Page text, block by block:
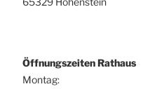
Öffnungszeiten Rathaus
Montag: